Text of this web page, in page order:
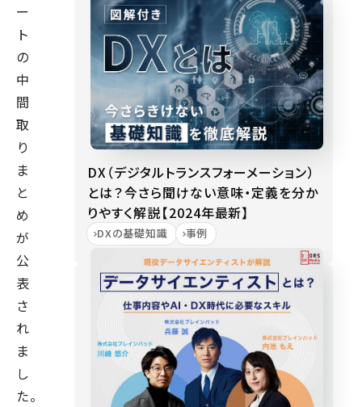
ー
ト
の
中
間
取
り
ま
と
め
が
公
表
さ
れ
ま
し
た。
DX（デジタルトランスフォーメーション）
とは？今さら聞けない意味・定義を分か
りやすく解説【2024年最新】
DXの基礎知識 事例